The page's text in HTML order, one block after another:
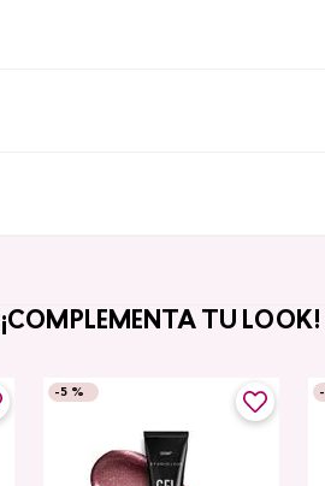
¡COMPLEMENTA TU LOOK!
-5 % -